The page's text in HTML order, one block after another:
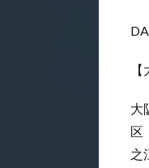
之